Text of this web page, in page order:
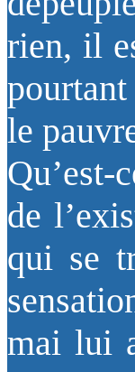
rien, il
le
Qu’est-
de
qui se
mai lui